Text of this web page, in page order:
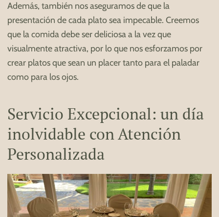
Además, también nos aseguramos de que la
presentación de cada plato sea impecable. Creemos
que la comida debe ser deliciosa a la vez que
visualmente atractiva, por lo que nos esforzamos por
crear platos que sean un placer tanto para el paladar
como para los ojos.
Servicio Excepcional: un día
inolvidable con Atención
Personalizada